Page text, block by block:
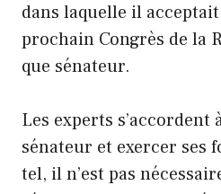
dans laquelle il
prochain Congrès de la
que sénateur.
Les experts
sénateur et exercer ses
tel, il n’est pas